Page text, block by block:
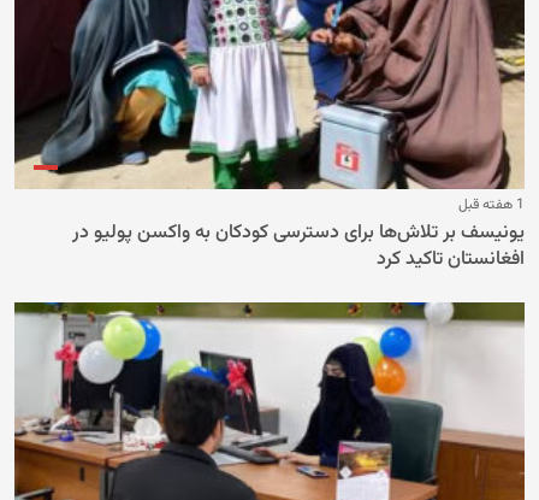
1 هفته قبل
یونیسف بر تلاش‌ها برای دسترسی کودکان به واکسن پولیو در
افغانستان تاکید کرد